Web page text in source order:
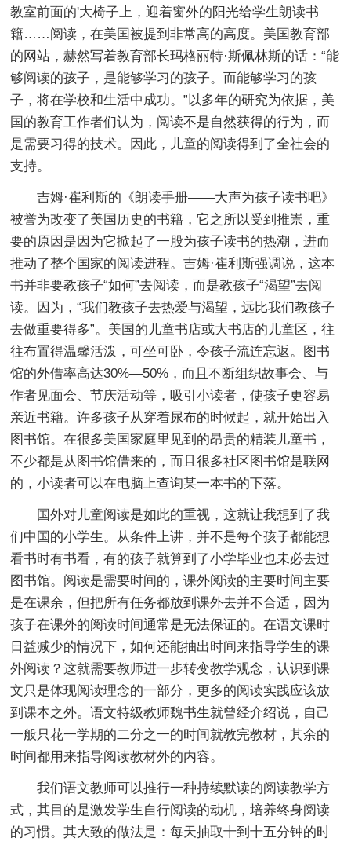
教室前面的'大椅子上，迎着窗外的阳光给学生朗读书
籍……阅读，在美国被提到非常高的高度。美国教育部
的网站，赫然写着教育部长玛格丽特·斯佩林斯的话：“能
够阅读的孩子，是能够学习的孩子。而能够学习的孩
子，将在学校和生活中成功。”以多年的研究为依据，美
国的教育工作者们认为，阅读不是自然获得的行为，而
是需要习得的技术。因此，儿童的阅读得到了全社会的
支持。
吉姆·崔利斯的《朗读手册——大声为孩子读书吧》
被誉为改变了美国历史的书籍，它之所以受到推崇，重
要的原因是因为它掀起了一股为孩子读书的热潮，进而
推动了整个国家的阅读进程。吉姆·崔利斯强调说，这本
书并非要教孩子“如何”去阅读，而是教孩子“渴望”去阅
读。因为，“我们教孩子去热爱与渴望，远比我们教孩子
去做重要得多”。美国的儿童书店或大书店的儿童区，往
往布置得温馨活泼，可坐可卧，令孩子流连忘返。图书
馆的外借率高达30%—50%，而且不断组织故事会、与
作者见面会、节庆活动等，吸引小读者，使孩子更容易
亲近书籍。许多孩子从穿着尿布的时候起，就开始出入
图书馆。在很多美国家庭里见到的昂贵的精装儿童书，
不少都是从图书馆借来的，而且很多社区图书馆是联网
的，小读者可以在电脑上查询某一本书的下落。
国外对儿童阅读是如此的重视，这就让我想到了我
们中国的小学生。从条件上讲，并不是每个孩子都能想
看书时有书看，有的孩子就算到了小学毕业也未必去过
图书馆。阅读是需要时间的，课外阅读的主要时间主要
是在课余，但把所有任务都放到课外去并不合适，因为
孩子在课外的阅读时间通常是无法保证的。在语文课时
日益减少的情况下，如何还能抽出时间来指导学生的课
外阅读？这就需要教师进一步转变教学观念，认识到课
文只是体现阅读理念的一部分，更多的阅读实践应该放
到课本之外。语文特级教师魏书生就曾经介绍说，自己
一般只花一学期的二分之一的时间就教完教材，其余的
时间都用来指导阅读教材外的内容。
我们语文教师可以推行一种持续默读的阅读教学方
式，其目的是激发学生自行阅读的动机，培养终身阅读
的习惯。其大致的做法是：每天抽取十到十五分钟的时